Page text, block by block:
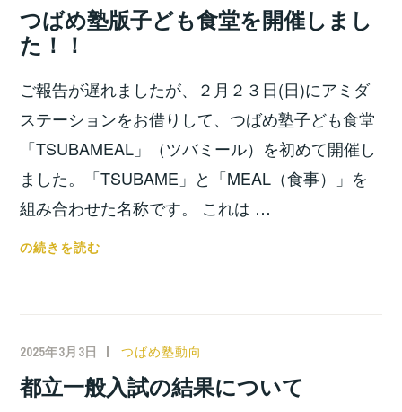
お
よ
大
学
の
結
宮
位
つばめ塾版子ども食堂を開催しまし
た！！
ご報告が遅れましたが、２月２３日(日)にアミダ
ステーションをお借りして、つばめ塾子ども食堂
「TSUBAMEAL」（ツバミール）を初めて開催し
ました。「TSUBAME」と「MEAL（食事）」を
組み合わせた名称です。 これは …
つ
ど
の続きを読む
2025年3月3日
小
宮
位
つばめ塾動向
都立一般入試の結果について